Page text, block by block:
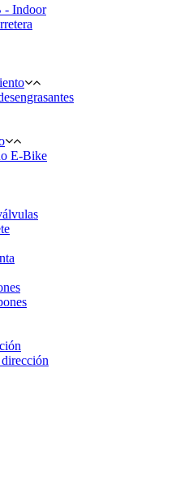
- Indoor
E-Bike
dirección